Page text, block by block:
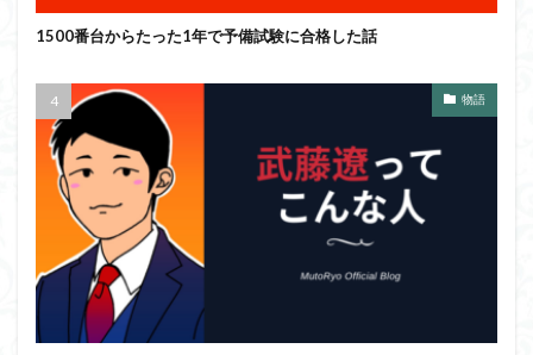
1500番台からたった1年で予備試験に合格した話
物語